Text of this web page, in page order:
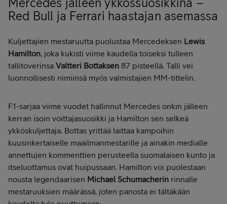
Red Bull ja Ferrari haastajan asemassa
Kuljettajien mestaruutta puolustaa Mercedeksen Lewis
Hamilton, joka kukisti viime kaudella toiseksi tulleen
tallitoverinsa Valtteri Bottaksen 87 pisteellä. Talli vei
luonnollisesti nimiinsä myös valmistajien MM-tittelin.
F1-sarjaa viime vuodet hallinnut Mercedes onkin jälleen
kerran isoin voittajasuosikki ja Hamilton sen selkeä
ykköskuljettaja. Bottas yrittää laittaa kampoihin
kuusinkertaiselle maailmanmestarille ja ainakin medialle
annettujen kommenttien perusteella suomalaisen kunto ja
itseluottamus ovat huipussaan. Hamilton voi puolestaan
nousta legendaarisen Michael Schumacherin rinnalle
mestaruuksien määrässä, joten panosta ei tältäkään